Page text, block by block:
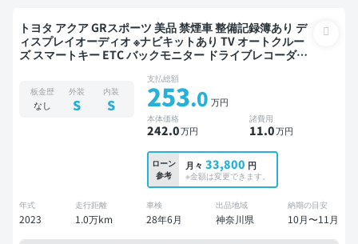
トヨタ アクア GRスポーツ 美品 禁煙車 整備記録簿あり デ
ィスプレイオーディオ ※ナビキットあり TV オートクルー
ズ スマートキー ETC バックモニター ドライブレコーダー
板金歴
なし
外装
S
内装
S
支払総額
253.0 万円
本体価格
242.0万円
諸費用
11.0万円
ローン
参考
月々 33,800 円
※金額は変更できます。
年式
2023
走行距離
1.0万km
車検
28年6月
出品地域
神奈川県
納期の目安
10月〜11月